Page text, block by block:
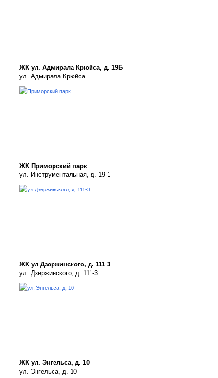
ЖК ул. Адмирала Крюйса, д. 19Б
ул. Адмирала Крюйса
ЖК Приморский парк
ул. Инструментальная, д. 19-1
ЖК ул Дзержинского, д. 111-3
ул. Дзержинского, д. 111-3
ЖК ул. Энгельса, д. 10
ул. Энгельса, д. 10